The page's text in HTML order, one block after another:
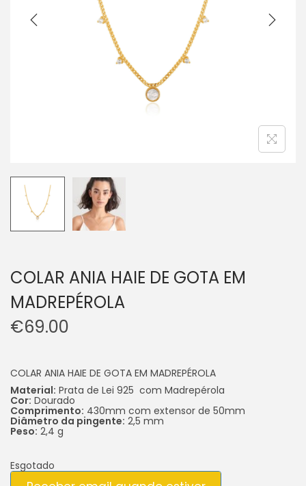
COLAR ANIA HAIE DE GOTA EM
MADREPÉROLA
€69.00
COLAR ANIA HAIE DE GOTA EM MADREPÉROLA
Material: Prata de Lei 925 com Madrepérola
Cor: Dourado
Comprimento: 430mm com extensor de 50mm
Diâmetro da pingente: 2,5 mm
Peso: 2,4 g
Esgotado